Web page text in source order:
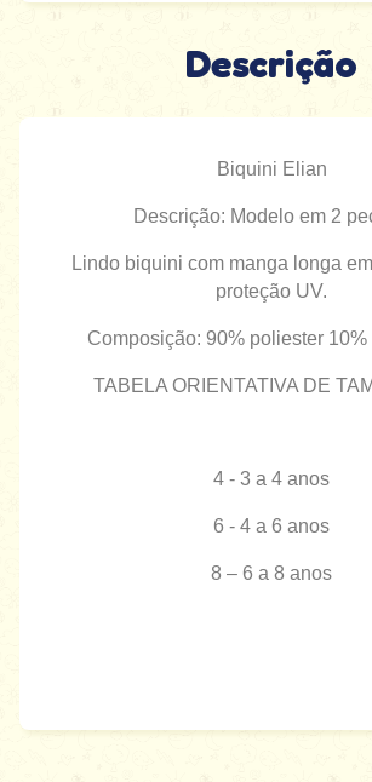
Descrição
Biquini Elian
Descrição: Modelo em 2
Lindo biquini com manga longa
proteção UV.
Composição: 90% poliester 10%
TABELA ORIENTATIVA DE
4 - 3 a 4 anos
6 - 4 a 6 anos
8 – 6 a 8 anos